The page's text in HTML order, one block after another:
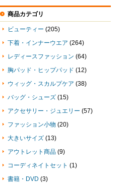
商品カテゴリ
ビューティー (205)
下着・インナーウエア (264)
レディースファッション (64)
胸パッド・ヒップパッド (12)
ウィッグ・スカルプケア (38)
バッグ・シューズ (15)
アクセサリー・ジュエリー (57)
ファッション小物 (20)
大きいサイズ (13)
アウトレット商品 (9)
コーディネイトセット (1)
書籍・DVD (3)